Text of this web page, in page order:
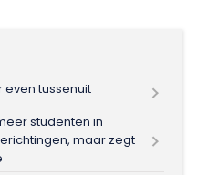
even tussenuit
studenten in
maar zegt